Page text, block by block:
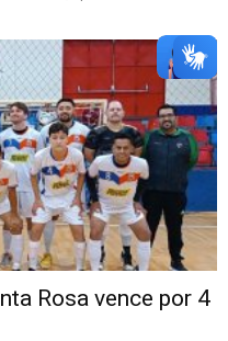
Rosa vence por 4